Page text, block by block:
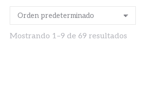
Mostrando 1–9 de 69 resultados